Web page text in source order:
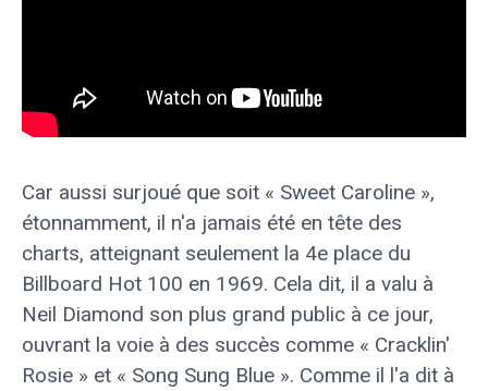
Car aussi surjoué que soit « Sweet Caroline »,
étonnamment, il n'a jamais été en tête des
charts, atteignant seulement la 4e place du
Billboard Hot 100 en 1969. Cela dit, il a valu à
Neil Diamond son plus grand public à ce jour,
ouvrant la voie à des succès comme « Cracklin'
Rosie » et « Song Sung Blue ». Comme il l'a dit à